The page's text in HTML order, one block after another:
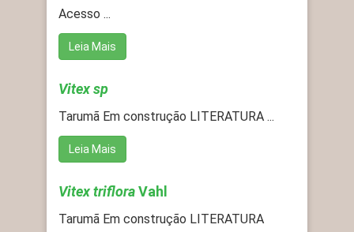
Acesso ...
Leia Mais
Vitex sp
Tarumã Em construção LITERATURA ...
Leia Mais
Vitex trifloraVahl
Tarumã Em construção LITERATURA